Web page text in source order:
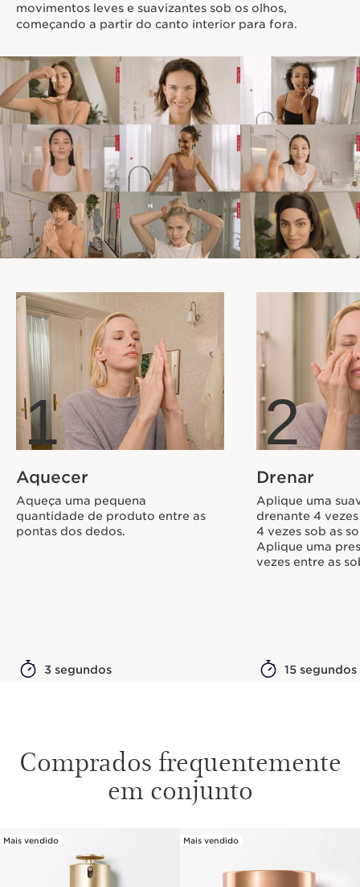
movimentos leves e suavizantes sob os olhos,
começando a partir do canto interior para fora.
1
Aquecer
Aqueça uma pequena
quantidade de produto entre as
pontas dos dedos.
3 segundos
2
Drenar
Aplique uma
drenante 4
4 vezes sob as
Aplique uma
vezes entre as
15 segundos
Comprados frequentemente
em conjunto
Mais vendido Mais vendido